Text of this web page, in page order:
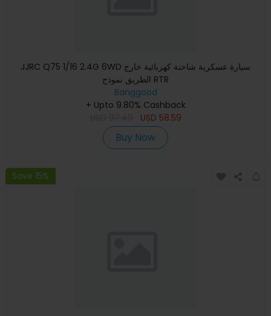
JJRC Q75 1/16 2.4G 6WD سيارة عسكرية شاحنة كهربائية خارج
الطريق نموذج RTR
Banggood
+ Upto 9.80% Cashback
USD 58.59
Buy Now
Save 15%